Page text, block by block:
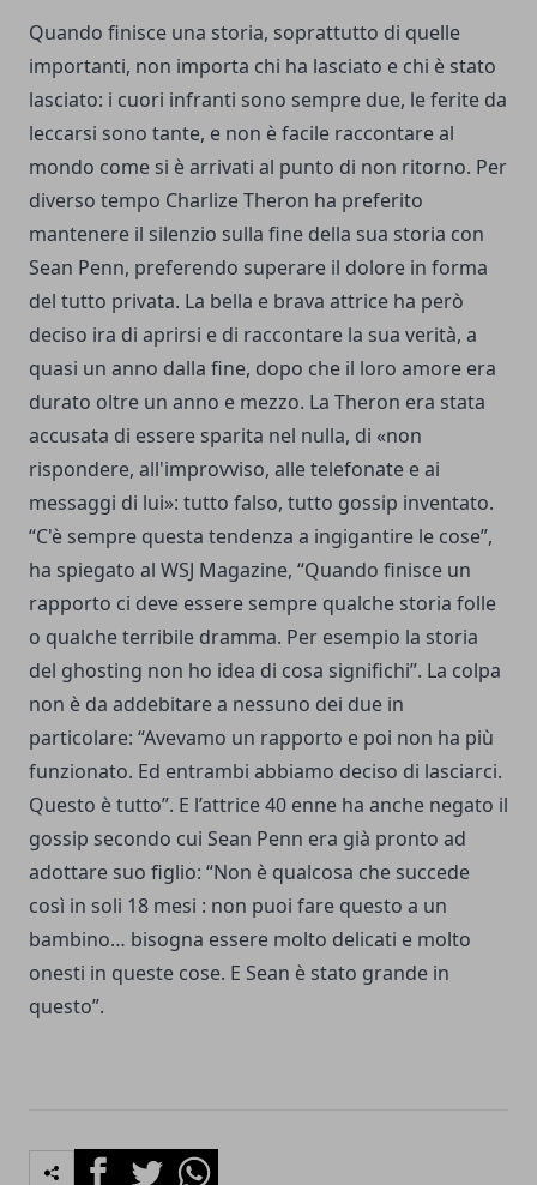
Quando finisce una storia, soprattutto di quelle
importanti, non importa chi ha lasciato e chi è stato
lasciato: i cuori infranti sono sempre due, le ferite da
leccarsi sono tante, e non è facile raccontare al
mondo come si è arrivati al punto di non ritorno. Per
diverso tempo Charlize Theron ha preferito
mantenere il silenzio sulla fine della sua storia con
Sean Penn, preferendo superare il dolore in forma
del tutto privata. La bella e brava attrice ha però
deciso ira di aprirsi e di raccontare la sua verità, a
quasi un anno dalla fine, dopo che il loro amore era
durato oltre un anno e mezzo. La Theron era stata
accusata di essere sparita nel nulla, di «non
rispondere, all'improvviso, alle telefonate e ai
messaggi di lui»: tutto falso, tutto gossip inventato.
“C'è sempre questa tendenza a ingigantire le cose”,
ha spiegato al WSJ Magazine, “Quando finisce un
rapporto ci deve essere sempre qualche storia folle
o qualche terribile dramma. Per esempio la storia
del ghosting non ho idea di cosa significhi”. La colpa
non è da addebitare a nessuno dei due in
particolare: “Avevamo un rapporto e poi non ha più
funzionato. Ed entrambi abbiamo deciso di lasciarci.
Questo è tutto”. E l’attrice 40 enne ha anche negato il
gossip secondo cui Sean Penn era già pronto ad
adottare suo figlio: “Non è qualcosa che succede
così in soli 18 mesi : non puoi fare questo a un
bambino… bisogna essere molto delicati e molto
onesti in queste cose. E Sean è stato grande in
questo”.
FacebookTwitterWhatsapp